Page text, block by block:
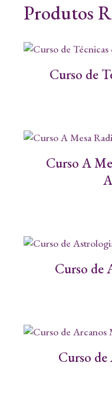
Produtos
Curso de
Curso A
Curso de
Curso